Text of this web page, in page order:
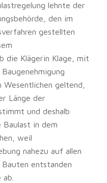
lehnte der
den im
gestellten
die Klägerin Klage, mit
geltend,
Länge der
und deshalb
Baulast in dem
weil
nahezu auf allen
entstanden